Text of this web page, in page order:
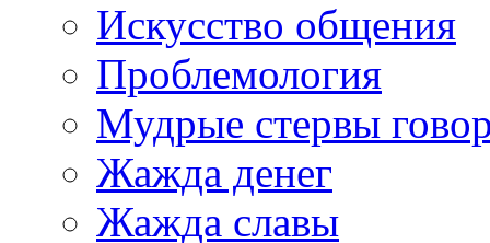
Искусство общения
Проблемология
Мудрые стервы
Жажда денег
Жажда славы